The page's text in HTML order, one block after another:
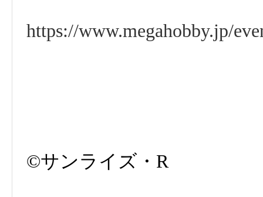
https://www.megahobby.jp/
©サンライズ・R